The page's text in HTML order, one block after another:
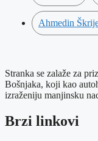
Ahmedin
Stranka se zalaže za
Bošnjaka, koji kao
izraženiju manjinsku
Brzi linkovi